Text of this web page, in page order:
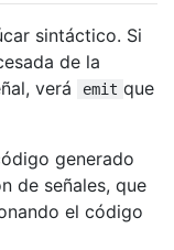
sintáctico. Si
de la
verá
emit que
generado
de señales, que
el código